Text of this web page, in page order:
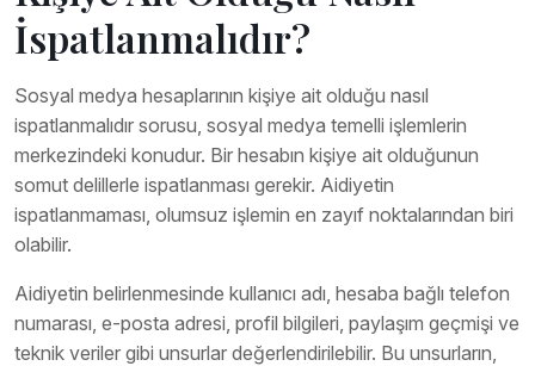
İspatlanmalıdır?
Sosyal medya hesaplarının kişiye ait olduğu nasıl
ispatlanmalıdır sorusu, sosyal medya temelli işlemlerin
merkezindeki konudur. Bir hesabın kişiye ait olduğunun
somut delillerle ispatlanması gerekir. Aidiyetin
ispatlanmaması, olumsuz işlemin en zayıf noktalarından biri
olabilir.
Aidiyetin belirlenmesinde kullanıcı adı, hesaba bağlı telefon
numarası, e-posta adresi, profil bilgileri, paylaşım geçmişi ve
teknik veriler gibi unsurlar değerlendirilebilir. Bu unsurların,